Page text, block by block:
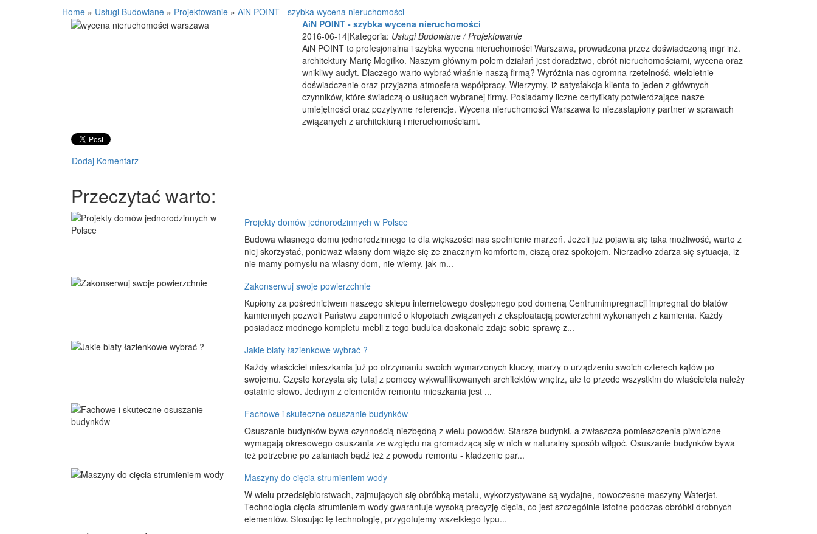
Home » Usługi Budowlane » Projektowanie » AiN POINT - szybka wycena nieruchomości
AiN POINT - szybka wycena nieruchomości
2016-06-14|Kategoria: Usługi Budowlane / Projektowanie
AiN POINT to profesjonalna i szybka wycena nieruchomości Warszawa, prowadzona przez doświadczoną mgr inż.
architektury Marię Mogiłko. Naszym głównym polem działań jest doradztwo, obrót nieruchomościami, wycena oraz
wnikliwy audyt. Dlaczego warto wybrać właśnie naszą firmą? Wyróżnia nas ogromna rzetelność, wieloletnie
doświadczenie oraz przyjazna atmosfera współpracy. Wierzymy, iż satysfakcja klienta to jeden z głównych
czynników, które świadczą o usługach wybranej firmy. Posiadamy liczne certyfikaty potwierdzające nasze
umiejętności oraz pozytywne referencje. Wycena nieruchomości Warszawa to niezastąpiony partner w sprawach
związanych z architekturą i nieruchomościami.
Dodaj Komentarz
Przeczytać warto:
Projekty domów jednorodzinnych w Polsce
Budowa własnego domu jednorodzinnego to dla większości nas spełnienie marzeń. Jeżeli już pojawia się taka możliwość, warto z
niej skorzystać, ponieważ własny dom wiąże się ze znacznym komfortem, ciszą oraz spokojem. Nierzadko zdarza się sytuacja, iż
nie mamy pomysłu na własny dom, nie wiemy, jak m...
Zakonserwuj swoje powierzchnie
Kupiony za pośrednictwem naszego sklepu internetowego dostępnego pod domeną Centrumimpregnacji impregnat do blatów
kamiennych pozwoli Państwu zapomnieć o kłopotach związanych z eksploatacją powierzchni wykonanych z kamienia. Każdy
posiadacz modnego kompletu mebli z tego budulca doskonale zdaje sobie sprawę z...
Jakie blaty łazienkowe wybrać ?
Każdy właściciel mieszkania już po otrzymaniu swoich wymarzonych kluczy, marzy o urządzeniu swoich czterech kątów po
swojemu. Często korzysta się tutaj z pomocy wykwalifikowanych architektów wnętrz, ale to przede wszystkim do właściciela należy
ostatnie słowo. Jednym z elementów remontu mieszkania jest ...
Fachowe i skuteczne osuszanie budynków
Osuszanie budynków bywa czynnością niezbędną z wielu powodów. Starsze budynki, a zwłaszcza pomieszczenia piwniczne
wymagają okresowego osuszania ze względu na gromadzącą się w nich w naturalny sposób wilgoć. Osuszanie budynków bywa
też potrzebne po zalaniach bądź też z powodu remontu - kładzenie par...
Maszyny do cięcia strumieniem wody
W wielu przedsiębiorstwach, zajmujących się obróbką metalu, wykorzystywane są wydajne, nowoczesne maszyny Waterjet.
Technologia cięcia strumieniem wody gwarantuje wysoką precyzję cięcia, co jest szczególnie istotne podczas obróbki drobnych
elementów. Stosując tę technologię, przygotujemy wszelkiego typu...